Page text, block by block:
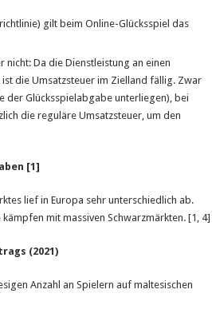
gilt beim Online-Glücksspiel das
Da die Dienstleistung an einen
die Umsatzsteuer im Zielland fällig. Zwar
der Glücksspielabgabe unterliegen), bei
die reguläre Umsatzsteuer, um den
[1]
lief in Europa sehr unterschiedlich ab.
mit massiven Schwarzmärkten. [1, 4]
(2021)
Anzahl an Spielern auf maltesischen